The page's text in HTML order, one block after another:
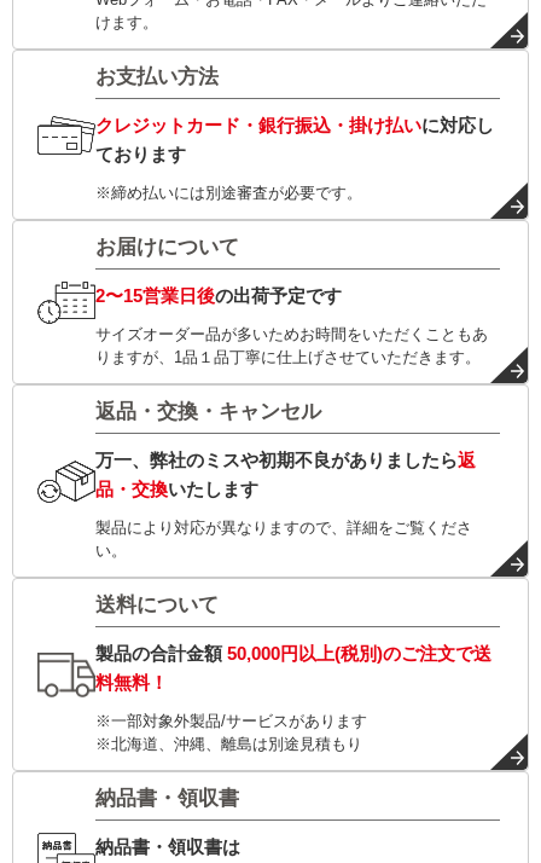
けます。
お支払い方法
クレジットカード・銀行振込・掛け払いに対応し
ております
※締め払いには別途審査が必要です。
お届けについて
2〜15営業日後の出荷予定です
サイズオーダー品が多いためお時間をいただくこともあ
りますが、1品１品丁寧に仕上げさせていただきます。
返品・交換・キャンセル
万一、弊社のミスや初期不良がありましたら返
品・交換いたします
製品により対応が異なりますので、詳細をご覧くださ
い。
送料について
製品の合計金額50,000円以上(税別)のご注文で送
料無料！
※一部対象外製品/サービスがあります
※北海道、沖縄、離島は別途見積もり
納品書・領収書
納品書・領収書は